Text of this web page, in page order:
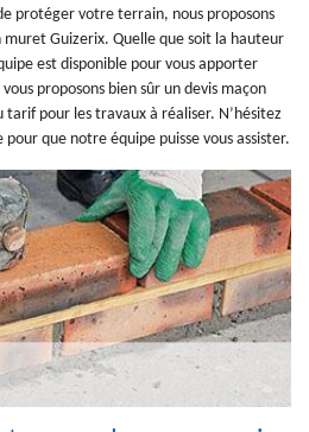
protéger votre terrain, nous proposons
muret Guizerix. Quelle que soit la hauteur
est disponible pour vous apporter
proposons bien sûr un devis maçon
tarif pour les travaux à réaliser. N’hésitez
que notre équipe puisse vous assister.